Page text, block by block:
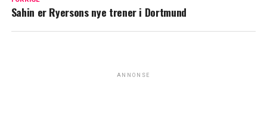
Sahin er Ryersons nye trener i Dortmund
ANNONSE